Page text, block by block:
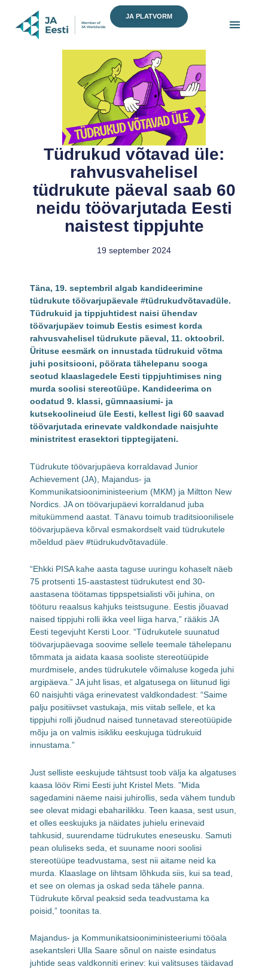
content
JA PLATVORM
Tüdrukud võtavad üle:
rahvusvahelisel
tüdrukute päeval saab 60
neidu töövarjutada Eesti
naistest tippjuhte
19 september 2024
Täna, 19. septembril algab kandideerimine
tüdrukute töövarjupäevale #tüdrukudvõtavadüle.
Tüdrukuid ja tippjuhtidest naisi ühendav
töövarjupäev toimub Eestis esimest korda
rahvusvahelisel tüdrukute päeval, 11. oktoobril.
Ürituse eesmärk on innustada tüdrukuid võtma
juhi positsiooni, pöörata tähelepanu sooga
seotud klaaslagedele Eesti tippjuhtimises ning
murda soolisi stereotüüpe. Kandideerima on
oodatud 9. klassi, gümnaasiumi- ja
kutsekoolineiud üle Eesti, kellest ligi 60 saavad
töövarjutada erinevate valdkondade naisjuhte
ministritest erasektori tipptegijateni.
Tüdrukute töövarjupäeva korraldavad Junior
Achievement (JA), Majandus- ja
Kommunikatsiooniministeerium (MKM) ja Miltton New
Nordics. JA on töövarjupäevi korraldanud juba
mitukümmend aastat. Tänavu toimub traditsioonilisele
töövarjupäeva kõrval esmakordselt vaid tüdrukutele
mõeldud päev #tüdrukudvõtavadüle.
“Ehkki PISA kahe aasta taguse uuringu kohaselt näeb
75 protsenti 15-aastastest tüdrukutest end 30-
aastasena töötamas tippspetsialisti või juhina, on
tööturu reaalsus kahjuks teistsugune. Eestis jõuavad
naised tippjuhi rolli ikka veel liiga harva,” rääkis JA
Eesti tegevjuht Kersti Loor. “Tüdrukutele suunatud
töövarjupäevaga soovime sellele teemale tähelepanu
tõmmata ja aidata kaasa sooliste stereotüüpide
murdmisele, andes tüdrukutele võimaluse kogeda juhi
argipäeva.” JA juht lisas, et algatusega on liitunud ligi
60 naisjuhti väga erinevatest valdkondadest: “Saime
palju positiivset vastukaja, mis viitab sellele, et ka
tippjuhi rolli jõudnud naised tunnetavad stereotüüpide
mõju ja on valmis isikliku eeskujuga tüdrukuid
innustama.”
Just selliste eeskujude tähtsust toob välja ka algatuses
kaasa lööv Rimi Eesti juht Kristel Mets. ”Mida
sagedamini näeme naisi juhirollis, seda vähem tundub
see olevat midagi ebaharilikku. Teen kaasa, sest usun,
et olles eeskujuks ja näidates juhielu erinevaid
tahkusid, suurendame tüdrukutes eneseusku. Samuti
pean oluliseks seda, et suuname noori soolisi
stereotüüpe teadvustama, sest nii aitame neid ka
murda. Klaaslage on lihtsam lõhkuda siis, kui sa tead,
et see on olemas ja oskad seda tähele panna.
Tüdrukute kõrval peaksid seda teadvustama ka
poisid,” toonitas ta.
Majandus- ja Kommunikatsiooniministeeriumi tööala
asekantsleri Ulla Saare sõnul on naiste esindatus
juhtide seas valdkonniti erinev: kui valitsuses täidavad